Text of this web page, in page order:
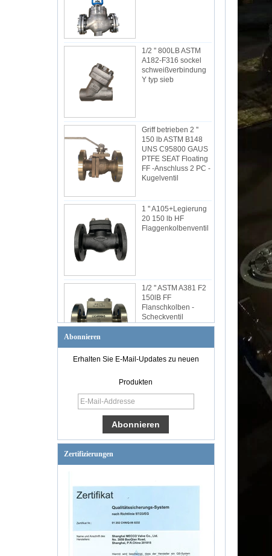
1/2 '' 800LB ASTM
A182-F316 sockel
schweißverbindung
Y typ sieb
Griff betrieben 2 ''
150 lb ASTM B148
UNS C95800 GAUS
PTFE SEAT Floating
FF -Anschluss 2 PC -
Kugelventil
1 '' A105+Legierung
20 150 lb HF
Flaggenkolbenventil
1/2 '' ASTM A381 F2
150lB FF
Flanschkolben -
Scheckventil
Abonnieren
Erhalten Sie E-Mail-Updates zu neuen
Produkten
Zertifizierungen